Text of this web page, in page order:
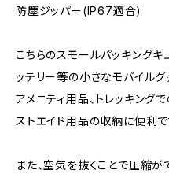
防塵ジッパー(IP67適合)
こちらのスモールパッキングキ
ッテリー等の小さなモバイルグ
アメニティ用品、トレッキング
ストエイド用品の収納に便利で
また、空気を抜くことで圧縮が